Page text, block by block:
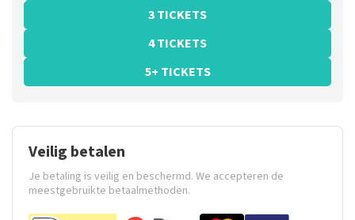
3 TICKETS
4 TICKETS
5+ TICKETS
Veilig betalen
Je betaling is veilig en beschermd. We accepteren de
meestgebruikte betaalmethoden.